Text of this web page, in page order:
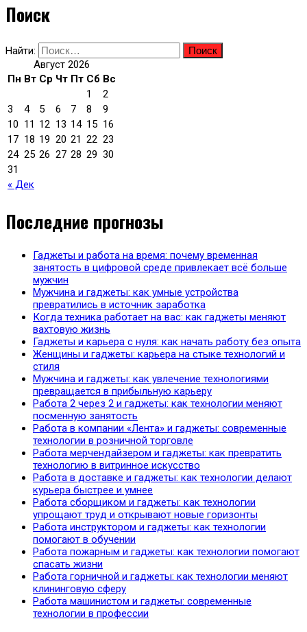
Поиск
Найти:
Август 2026
Пн Вт Ср Чт Пт Сб Вс
« Дек
1
2
3
4 5 6 7 8
9
10 11 12 13 14 15 16
17 18 19 20 21 22 23
24 25 26 27 28 29 30
31
Последние прогнозы
Гаджеты и работа на время: почему временная
занятость в цифровой среде привлекает всё больше
мужчин
Мужчина и гаджеты: как умные устройства
превратились в источник заработка
Когда техника работает на вас: как гаджеты меняют
вахтовую жизнь
Гаджеты и карьера с нуля: как начать работу без опыта
Женщины и гаджеты: карьера на стыке технологий и
стиля
Мужчина и гаджеты: как увлечение технологиями
превращается в прибыльную карьеру
Работа 2 через 2 и гаджеты: как технологии меняют
посменную занятость
Работа в компании «Лента» и гаджеты: современные
технологии в розничной торговле
Работа мерчендайзером и гаджеты: как превратить
технологию в витринное искусство
Работа в доставке и гаджеты: как технологии делают
курьера быстрее и умнее
Работа сборщиком и гаджеты: как технологии
упрощают труд и открывают новые горизонты
Работа инструктором и гаджеты: как технологии
помогают в обучении
Работа пожарным и гаджеты: как технологии помогают
спасать жизни
Работа горничной и гаджеты: как технологии меняют
клининговую сферу
Работа машинистом и гаджеты: современные
технологии в профессии